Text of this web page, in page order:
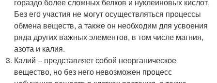
Без его участия не могут осуществляться процессы
обмена веществ, а также он необходим для усвоения
ряда других важных элементов, в том числе магния,
азота и калия.
Калий – представляет собой неорганическое
вещество, но без него невозможен процесс